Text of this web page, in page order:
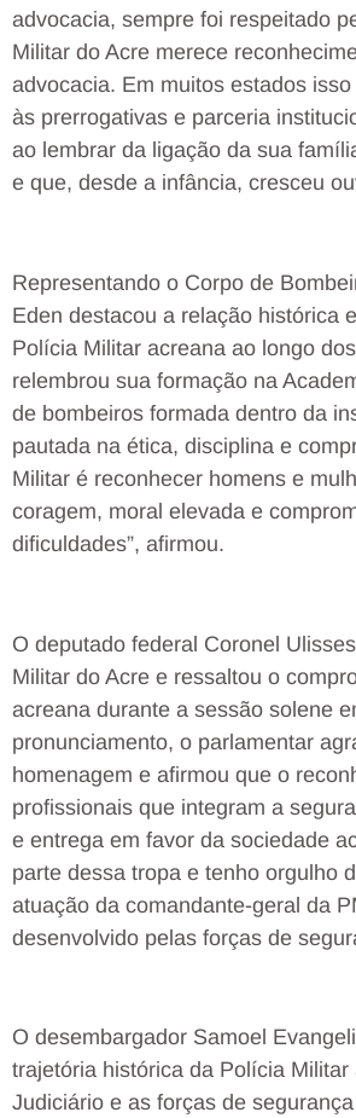
advocacia, sempre foi respeitado
Militar do Acre merece
advocacia. Em muitos estados
às prerrogativas e parceria
ao lembrar da ligação da sua
e que, desde a infância, cresceu
Representando o Corpo de
Eden destacou a relação histórica
Polícia Militar acreana ao longo
relembrou sua formação na
de bombeiros formada dentro da
pautada na ética, disciplina e
Militar é reconhecer homens e
coragem, moral elevada e
dificuldades”, afirmou.
O deputado federal Coronel
Militar do Acre e ressaltou o
acreana durante a sessão solene
pronunciamento, o parlamentar
homenagem e afirmou que o
profissionais que integram a
e entrega em favor da sociedade
parte dessa tropa e tenho orgulho
atuação da comandante-geral da
desenvolvido pelas forças de
O desembargador Samoel
trajetória histórica da Polícia
Judiciário e as forças de